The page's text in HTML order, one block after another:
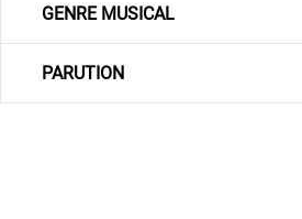
GENRE MUSICAL
PARUTION